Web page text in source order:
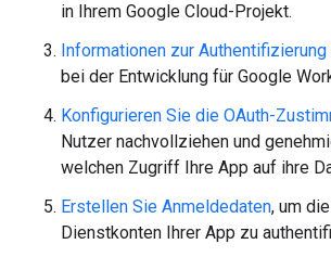
in Ihrem Google Cloud-Projekt.
Informationen zur
bei der Entwicklung für Google
Konfigurieren Sie die OAuth-
Nutzer nachvollziehen und
welchen Zugriff Ihre App auf ihre
Erstellen Sie Anmeldedaten, um
Dienstkonten Ihrer App zu